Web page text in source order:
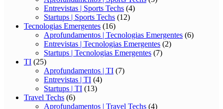
Entrevistas | Sports Techs (4)
Startups | Sports Techs (12)
Tecnologias Emergentes (16)
Aprofundamentos | Tecnologias Emergentes (6)
Entrevistas | Tecnologias Emergentes (2)
Startups | Tecnologias Emergentes (7)
TI (25)
Aprofundamentos | TI (7)
Entrevistas | TI (4)
Startups | TI (13)
Travel Techs (6)
Aprofundamentos | Travel Techs (4)